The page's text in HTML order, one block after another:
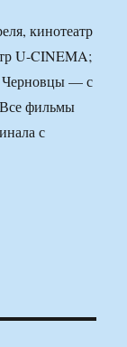
кинотеатр
U-CINEMA;
Черновцы — с
фильмы
с